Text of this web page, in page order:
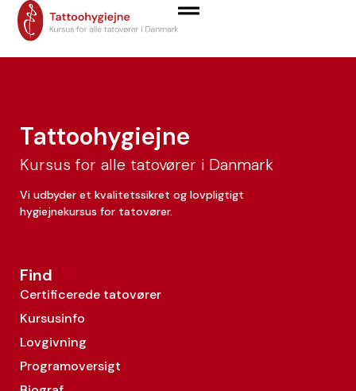
Michael Guttorm
Tattoohygiejne
Kursus for alle tatovører i Danmark
Vi udbyder et kvalitetssikret og lovpligtigt
hygiejnekursus for tatovører.
Find
Certificerede tatovører
Kursusinfo
Lovgivning
Programoversigt